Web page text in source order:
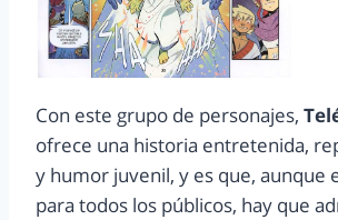
Con este grupo de personajes,
ofrece una historia entretenida,
y humor juvenil, y es que, aunque
para todos los públicos, hay que